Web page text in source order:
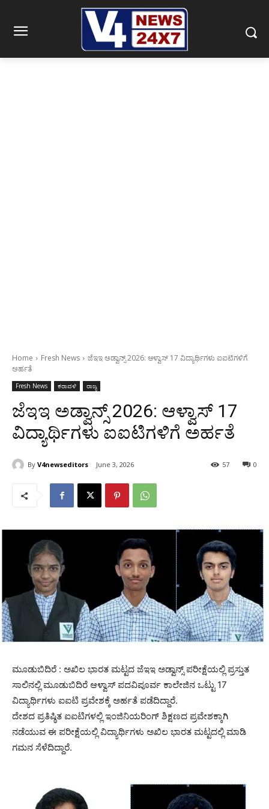
Home Fresh News
ಜೆಇಇ ಅಡ್ವಾನ್ಸ್ 2026: ಆಳ್ವಾಸ್ 17 ವಿದ್ಯಾರ್ಥಿಗಳು ಐಐಟಿಗಳಿಗೆ
ಅರ್ಹತೆ
Fresh News ಕರಾವಳಿ ರಾಜ್ಯ
ಜೆಇಇ ಅಡ್ವಾನ್ಸ್ 2026: ಆಳ್ವಾಸ್ 17
ವಿದ್ಯಾರ್ಥಿಗಳು ಐಐಟಿಗಳಿಗೆ ಅರ್ಹತೆ
By V4newseditors June 3, 2026 0
57
ಮೂಡುಬಿದಿರೆ : ಅಖಿಲ ಭಾರತ ಮಟ್ಟದ ಜೆಇಇ ಅಡ್ವಾನ್ಸ್ ಪರೀಕ್ಷೆಯಲ್ಲಿ ಪ್ರಸ್ತುತ
ಸಾಲಿನಲ್ಲಿ ಮೂಡುಬಿದಿರೆ ಆಳ್ವಾಸ್ ಪದವಿಪೂರ್ವ ಕಾಲೇಜಿನ ಒಟ್ಟು 17
ವಿದ್ಯಾರ್ಥಿಗಳು ಐಐಟಿ ಪ್ರವೇಶಕ್ಕೆ ಅರ್ಹತೆ ಪಡೆದಿದ್ದಾರೆ.
ದೇಶದ ಪ್ರತಿಷ್ಠಿತ ಐಐಟಿಗಳಲ್ಲಿ ಇಂಜಿನಿಯರಿಂಗ್ ಶಿಕ್ಷಣದ ಪ್ರವೇಶಕ್ಕಾಗಿ
ನಡೆಯುವ ಈ ಪರೀಕ್ಷೆಯಲ್ಲಿ ವಿದ್ಯಾರ್ಥಿಗಳು ಅಖಿಲ ಭಾರತ ಮಟ್ಟದಲ್ಲಿ ಮಾಡಿ
ಗಮನ ಸೆಳೆದಿದ್ದಾರೆ.